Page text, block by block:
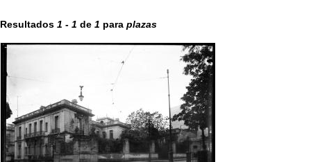
Resultados 1 - 1 de 1 para plazas